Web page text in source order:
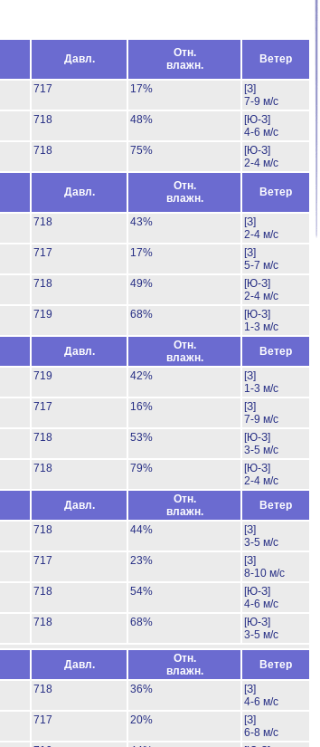
Давл.
Отн.
влажн.
Ветер
717 17%
[З]
7-9 м/с
718 48%
[Ю-З]
4-6 м/с
718 75%
[Ю-З]
2-4 м/с
Давл.
Отн.
влажн.
Ветер
718 43%
[З]
2-4 м/с
717 17%
[З]
5-7 м/с
718 49%
[Ю-З]
2-4 м/с
719 68%
[Ю-З]
1-3 м/с
Давл.
Отн.
влажн.
Ветер
719 42%
[З]
1-3 м/с
717 16%
[З]
7-9 м/с
718 53%
[Ю-З]
3-5 м/с
718 79%
[Ю-З]
2-4 м/с
Давл.
Отн.
влажн.
Ветер
718 44%
[З]
3-5 м/с
717 23%
[З]
8-10 м/с
718 54%
[Ю-З]
4-6 м/с
718 68%
[Ю-З]
3-5 м/с
Давл.
Отн.
влажн.
Ветер
718 36%
[З]
4-6 м/с
717 20%
[З]
6-8 м/с